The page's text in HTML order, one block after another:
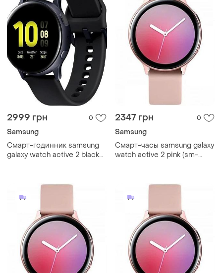
2999 грн 0
Samsung
Смарт-годинник samsung
galaxy watch active 2 black
2347 грн 0
Samsung
Смарт-часы samsung galaxy
watch active 2 pink (sm-